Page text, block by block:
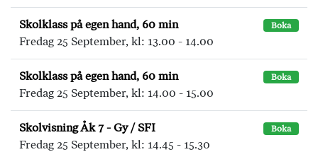
Skolklass på egen hand, 60 min Boka
Fredag 25 September, kl: 13.00 - 14.00
Skolklass på egen hand, 60 min Boka
Fredag 25 September, kl: 14.00 - 15.00
Skolvisning Åk 7 - Gy / SFI Boka
Fredag 25 September, kl: 14.45 - 15.30